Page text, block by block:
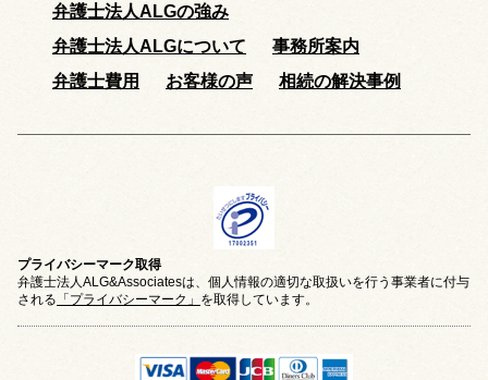
弁護士法人ALGの強み
弁護士法人ALGについて
事務所案内
弁護士費用
お客様の声 相続の解決事例
プライバシーマーク取得
弁護士法人ALG&Associatesは、個人情報の適切な取扱いを行う事業者に付与
される 「プライバシーマーク」 を取得しています。